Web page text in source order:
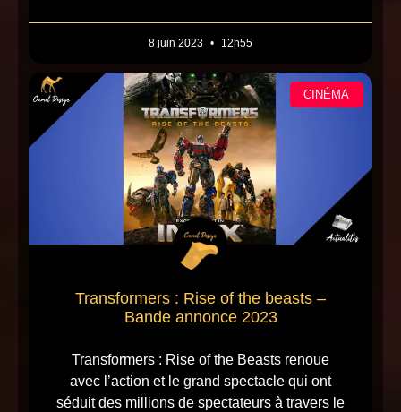
8 juin 2023 12h55
CINÉMA
Transformers : Rise of the beasts –
Bande annonce 2023
Transformers : Rise of the Beasts renoue
avec l’action et le grand spectacle qui ont
séduit des millions de spectateurs à travers le